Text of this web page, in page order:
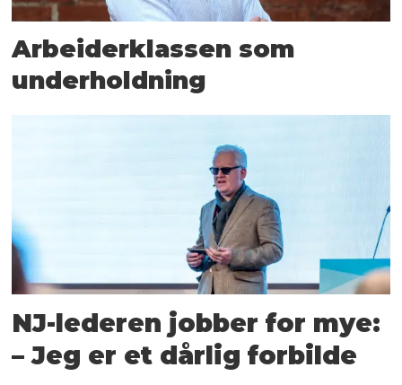
Arbeiderklassen som
underholdning
NJ-lederen jobber for mye:
– Jeg er et dårlig forbilde